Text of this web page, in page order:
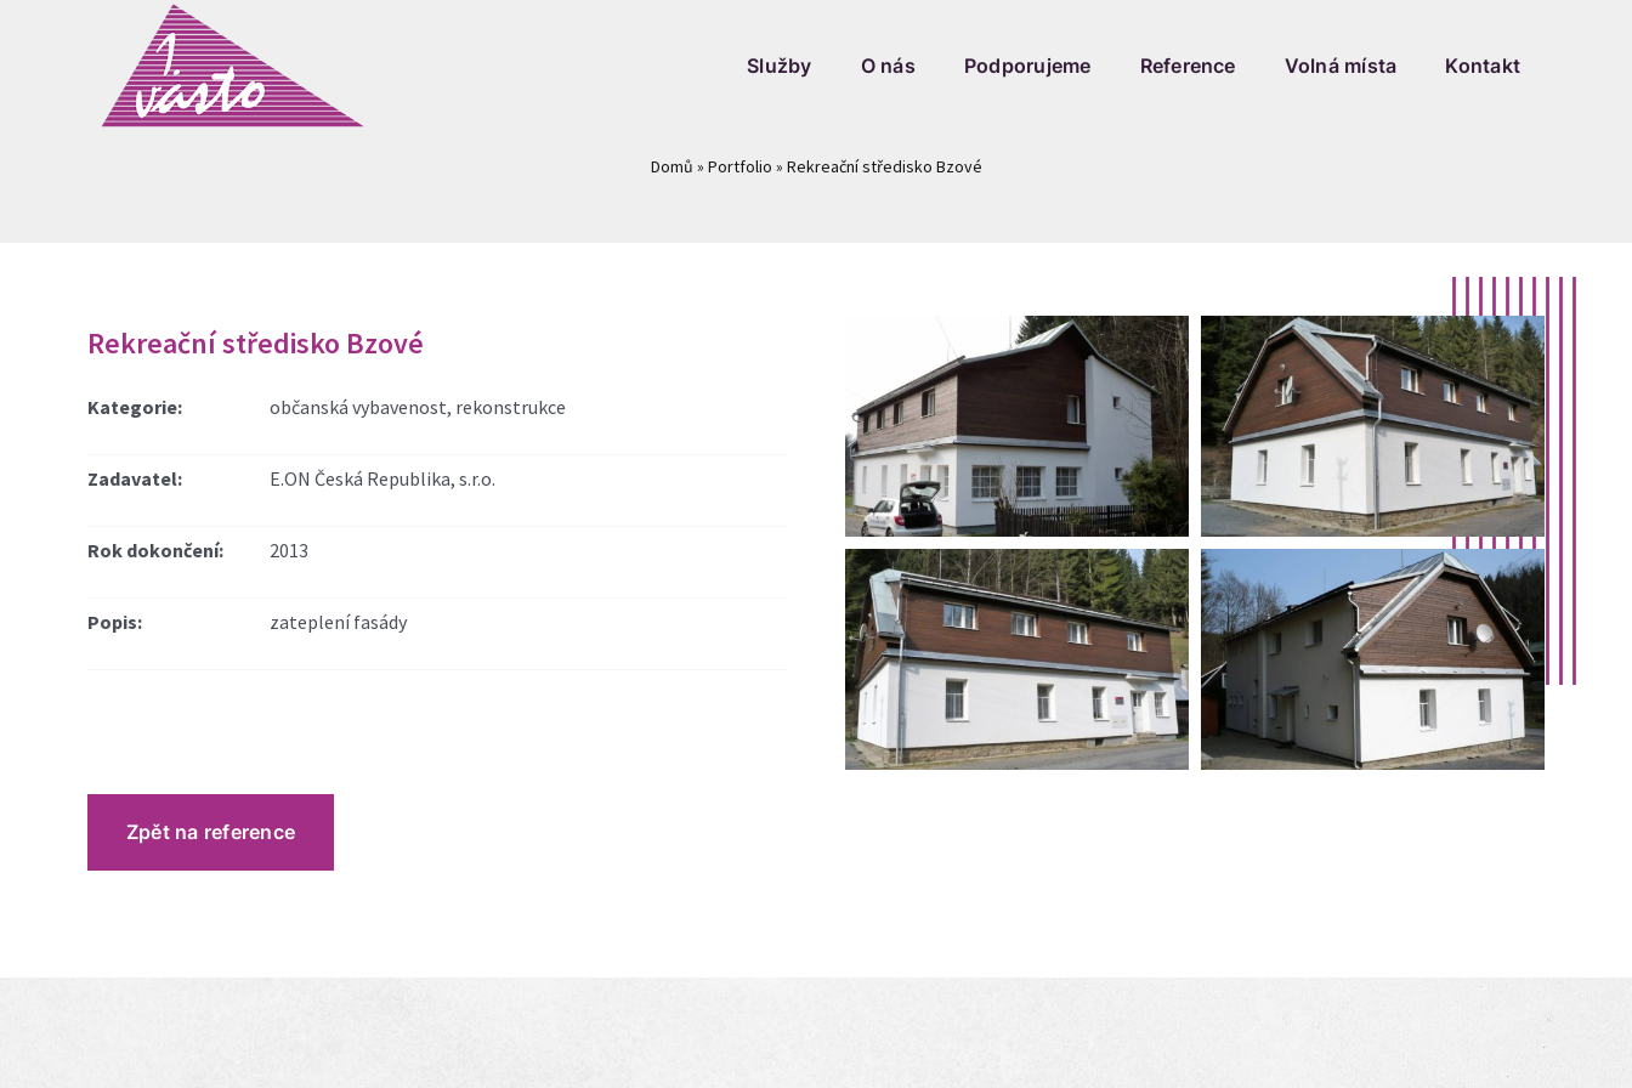
Služby O nás Podporujeme Reference Volná místa Kontakt
Domů » Portfolio » Rekreační středisko Bzové
Rekreační středisko Bzové
Kategorie: občanská vybavenost, rekonstrukce
Zadavatel: E.ON Česká Republika, s.r.o.
Rok dokončení: 2013
Popis: zateplení fasády
Zpět na reference